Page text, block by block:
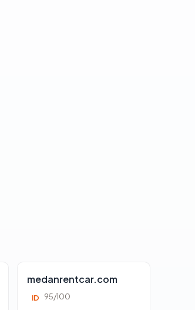
medanrentcar.com
ID 95/100